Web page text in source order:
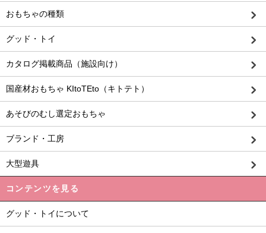
おもちゃの種類
グッド・トイ
カタログ掲載商品（施設向け）
国産材おもちゃ KItoTEto（キトテト）
あそびのむし選定おもちゃ
ブランド・工房
大型遊具
コンテンツを見る
グッド・トイについて